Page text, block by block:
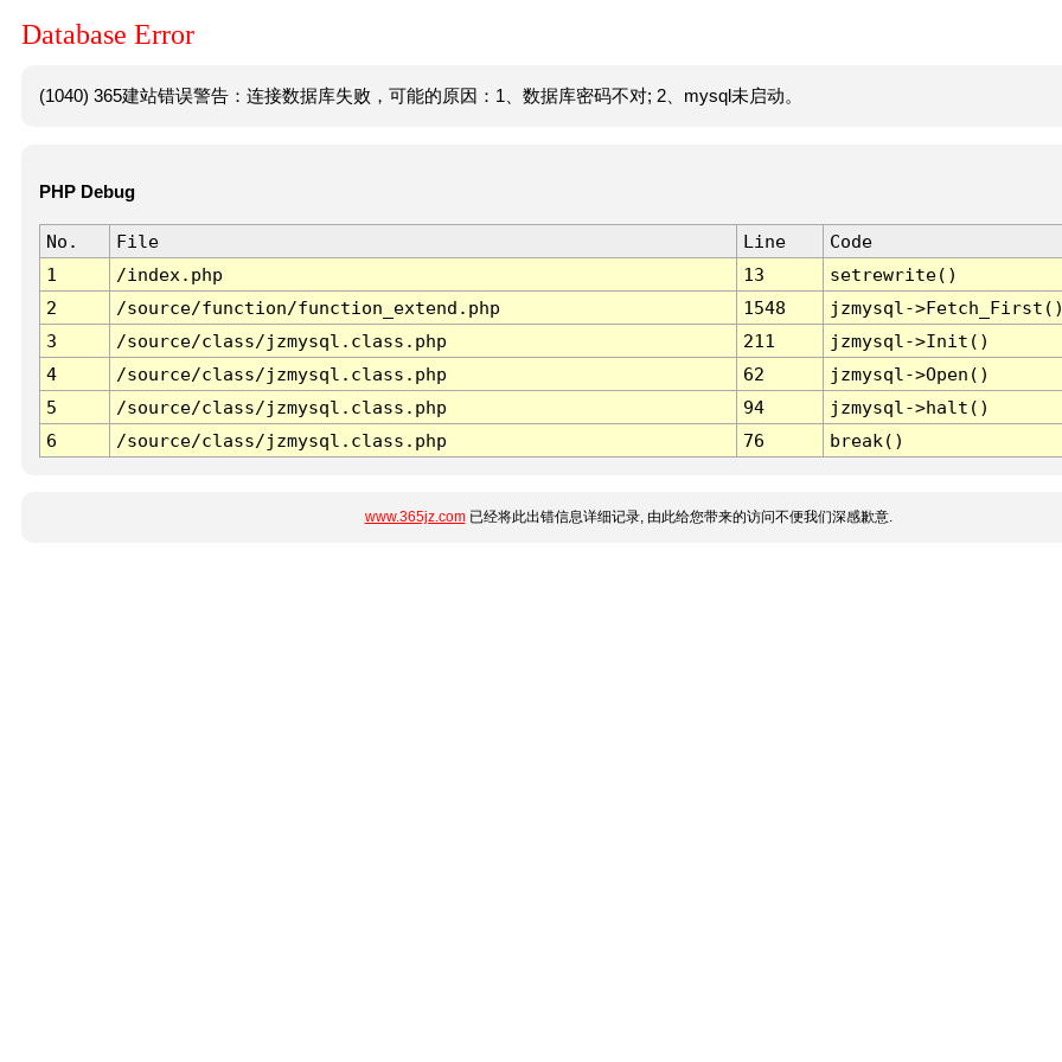
Database Error
(1040) 365建站错误警告：连接数据库失败，可能的原因：1、数据库密码不对; 2、mysql未启动。
PHP Debug
No. File Line
Code
1
/index.php 13
setrewrite()
2
/source/function/function_extend.php 1548
jzmysql-
3
/source/class/jzmysql.class.php 211
jzmysql->Init()
4
/source/class/jzmysql.class.php 62
jzmysql->Open()
5
/source/class/jzmysql.class.php 94
jzmysql->halt()
6
/source/class/jzmysql.class.php 76 break()
www.365jz.com已经将此出错信息详细记录, 由此给您带来的访问不便我们深感歉意.